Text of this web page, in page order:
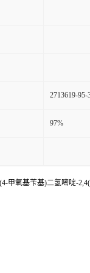
2713619-95-
97%
甲氧基苄基)二氢嘧啶-